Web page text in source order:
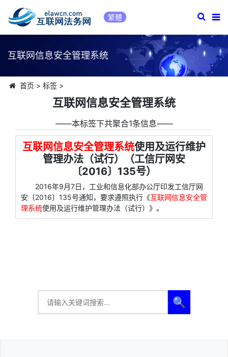
繁體
互联网信息安全管理系统
首页 > 标签>
互联网信息安全管理系统
――本标签下共聚合1条信息――
互联网信息安全管理系统使用及运行维护
管理办法（试行）（工信厅网安
〔2016〕135号）
2016年9月7日，工业和信息化部办公厅印发工信厅网
安〔2016〕135号通知，要求遵照执行《互联网信息安全管
理系统使用及运行维护管理办法（试行）》。
🔍